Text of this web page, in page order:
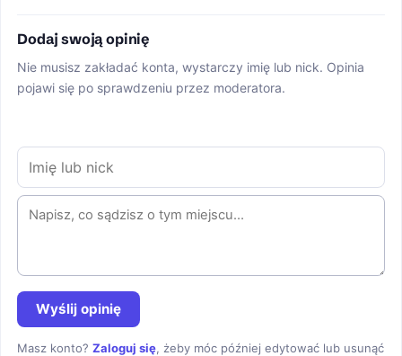
Dodaj swoją opinię
Nie musisz zakładać konta, wystarczy imię lub nick. Opinia
pojawi się po sprawdzeniu przez moderatora.
Wyślij opinię
Masz konto? Zaloguj się, żeby móc później edytować lub usunąć